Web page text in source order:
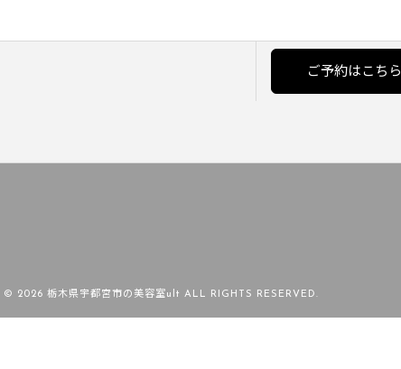
ご予約はこちら
© 2026 栃木県宇都宮市の美容室ult ALL RIGHTS RESERVED.